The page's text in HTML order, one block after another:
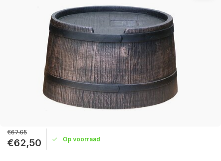
€67,95
€62,50 Op voorraad